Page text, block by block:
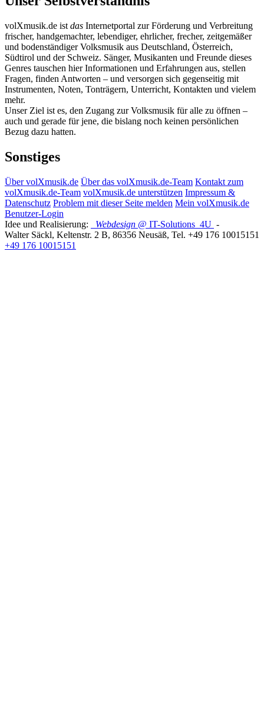
volXmusik.de ist das Internetportal zur Förderung und Verbreitung
frischer, handgemachter, lebendiger, ehrlicher, frecher, zeitgemäßer
und bodenständiger Volksmusik aus Deutschland, Österreich,
Südtirol und der Schweiz. Sänger, Musikanten und Freunde dieses
Genres tauschen hier Informationen und Erfahrungen aus, stellen
Fragen, finden Antworten – und versorgen sich gegenseitig mit
Instrumenten, Noten, Tonträgern, Unterricht, Kontakten und vielem
mehr.
Unser Ziel ist es, den Zugang zur Volksmusik für alle zu öffnen –
auch und gerade für jene, die bislang noch keinen persönlichen
Bezug dazu hatten.
Sonstiges
Über volXmusik.de Über das volXmusik.de-Team Kontakt zum
volXmusik.de-Team volXmusik.de unterstützen Impressum &
Datenschutz Problem mit dieser Seite melden Mein volXmusik.de
Benutzer-Login
Idee und Realisierung:
Webdesign @ IT-Solutions 4U -
Walter Säckl, Keltenstr. 2 B, 86356 Neusäß, Tel. +49 176 10015151
+49 176 10015151